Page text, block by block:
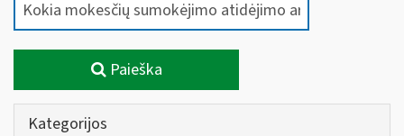
Paieška
Kategorijos